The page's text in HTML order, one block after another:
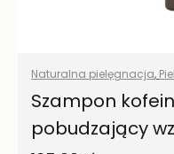
Naturalna pielęgnacja,
produkty
Szampon
pobudzający